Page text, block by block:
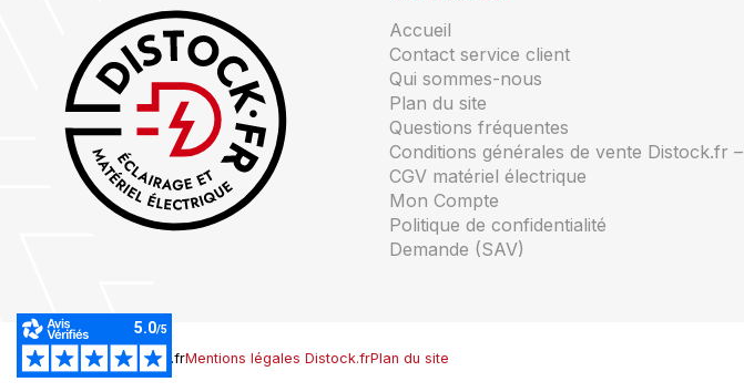
Accueil
Contact service client
Qui sommes-nous
Plan du site
Questions fréquentes
Conditions générales de vente Distock.fr –
CGV matériel électrique
Mon Compte
Politique de confidentialité
Demande (SAV)
© Copyright Distock.frMentions légales Distock.frPlan du site